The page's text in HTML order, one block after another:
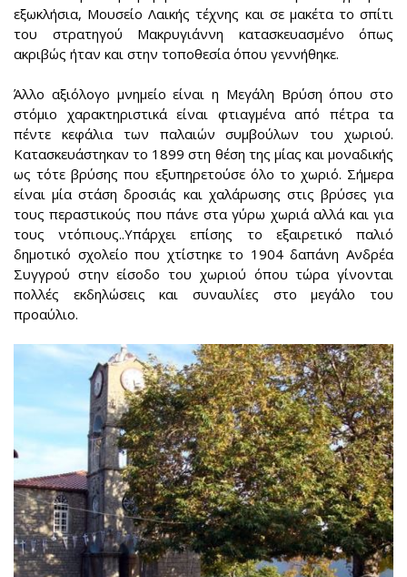
εξωκλήσια, Μουσείο Λαικής τέχνης και σε μακέτα το σπίτι
του στρατηγού Μακρυγιάννη κατασκευασμένο όπως
ακριβώς ήταν και στην τοποθεσία όπου γεννήθηκε.
Άλλο αξιόλογο μνημείο είναι η Μεγάλη Βρύση όπου στο
στόμιο χαρακτηριστικά είναι φτιαγμένα από πέτρα τα
πέντε κεφάλια των παλαιών συμβούλων του χωριού.
Κατασκευάστηκαν το 1899 στη θέση της μίας και μοναδικής
ως τότε βρύσης που εξυπηρετούσε όλο το χωριό. Σήμερα
είναι μία στάση δροσιάς και χαλάρωσης στις βρύσες για
τους περαστικούς που πάνε στα γύρω χωριά αλλά και για
τους ντόπιους..Υπάρχει επίσης το εξαιρετικό παλιό
δημοτικό σχολείο που χτίστηκε το 1904 δαπάνη Ανδρέα
Συγγρού στην είσοδο του χωριού όπου τώρα γίνονται
πολλές εκδηλώσεις και συναυλίες στο μεγάλο του
προαύλιο.